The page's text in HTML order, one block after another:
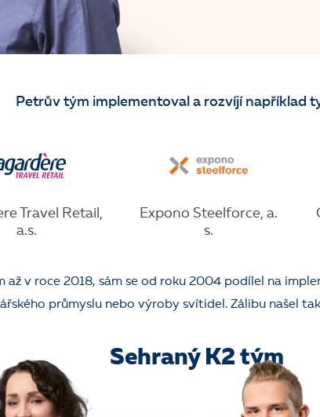
Petrův tým implementoval a rozvíjí například
Travel Retail,
a.s.
Expono Steelforce, a.
s.
až v roce 2018, sám se od roku 2004 podílel na
průmyslu nebo výroby svítidel. Zálibu našel
Sehraný K2 tým